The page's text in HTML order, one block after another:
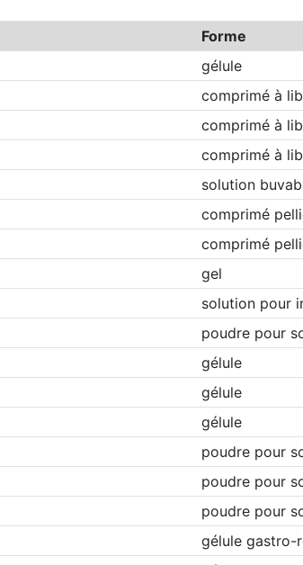
Forme
gélule
comprimé à
comprimé à
comprimé à
solution
comprimé
comprimé
gel
solution pour
poudre pour
gélule
gélule
gélule
poudre pour
poudre pour
poudre pour
gélule gastro-